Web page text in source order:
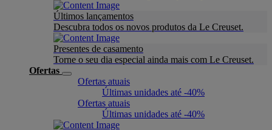
Últimos lançamentos
Descubra todos os novos produtos da Le Creuset.
Presentes de casamento
Torne o seu dia especial ainda mais com Le Creuset.
Ofertas
Ofertas atuais
Últimas unidades até -40%
Ofertas atuais
Últimas unidades até -40%